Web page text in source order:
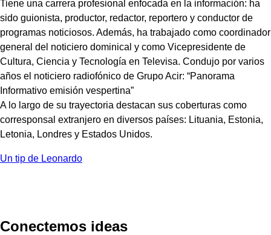
Tiene una carrera profesional enfocada en la información: ha
sido guionista, productor, redactor, reportero y conductor de
programas noticiosos. Además, ha trabajado como coordinador
general del noticiero dominical y como Vicepresidente de
Cultura, Ciencia y Tecnología en Televisa. Condujo por varios
años el noticiero radiofónico de Grupo Acir: “Panorama
Informativo emisión vespertina”
A lo largo de su trayectoria destacan sus coberturas como
corresponsal extranjero en diversos países: Lituania, Estonia,
Letonia, Londres y Estados Unidos.
Un tip de Leonardo
Conectemos ideas